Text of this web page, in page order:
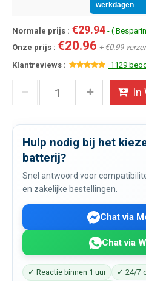
werkdagen
Normale prijs :€29.94 - (
Onze prijs : €20.96 + €0.99
Klantreviews :
1129
In
Hulp nodig bij het
batterij?
Snel antwoord voor
en zakelijke bestellingen.
Chat via
Chat via
✓ Reactie binnen 1 uur
✓ 24/7